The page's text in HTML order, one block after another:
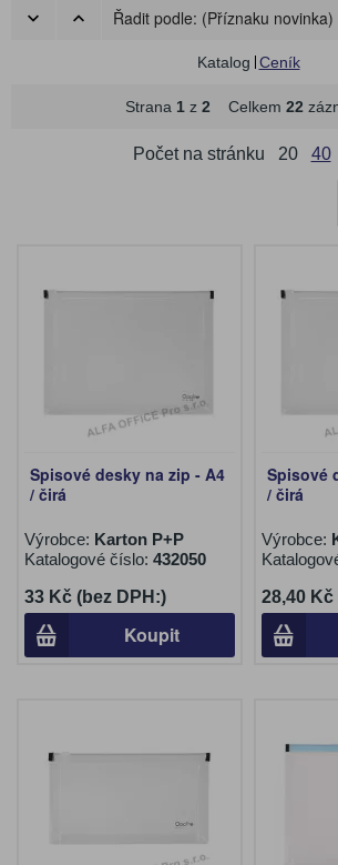
Řadit podle: (Příznaku novinka)
Katalog Ceník
Strana 1z 2 Celkem 22
Počet na stránku 20 40
Spisové desky na zip - A4
/ čirá
Výrobce: Karton P+P
Katalogové číslo: 432050
33 Kč (bez DPH:)
Koupit
Spisové
/ čirá
Výrobce:
28,40 Kč